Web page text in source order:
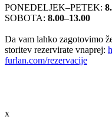
PONEDELJEK–PETEK:
SOBOTA: 8.00–13.00
Da vam lahko zagotovimo
storitev rezervirate vnaprej:
furlan.com/rezervacije
x